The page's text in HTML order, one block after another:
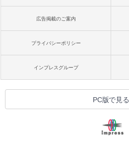
広告掲載のご案内
プライバシーポリシー
インプレスグループ
PC版で見る